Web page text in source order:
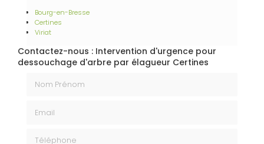
Bourg-en-Bresse
Certines
Viriat
Contactez-nous : Intervention d'urgence pour
dessouchage d'arbre par élagueur Certines